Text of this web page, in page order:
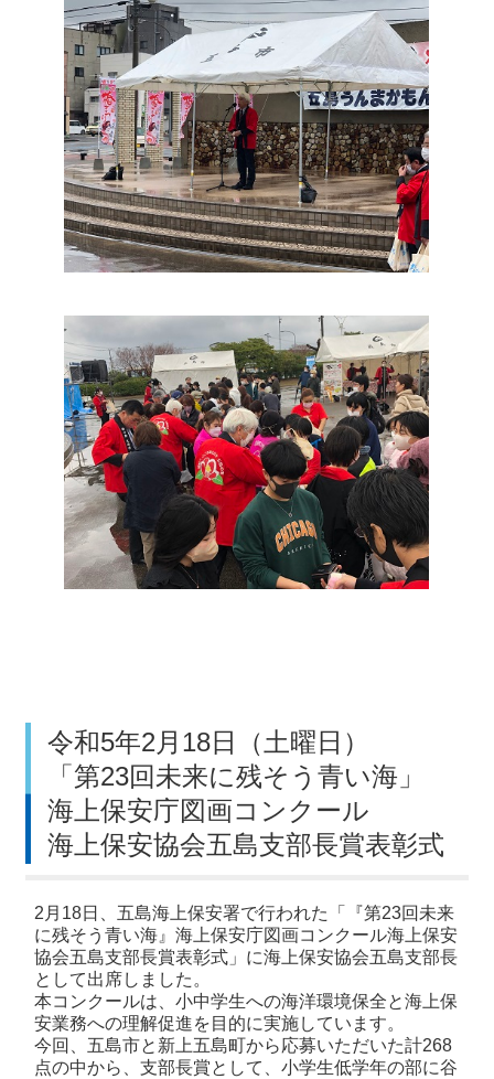
令和5年2月18日（土曜日）
「第23回未来に残そう青い海」
海上保安庁図画コンクール
海上保安協会五島支部長賞表彰式
2月18日、五島海上保安署で行われた「『第23回未来
に残そう青い海』海上保安庁図画コンクール海上保安
協会五島支部長賞表彰式」に海上保安協会五島支部長
として出席しました。
本コンクールは、小中学生への海洋環境保全と海上保
安業務への理解促進を目的に実施しています。
今回、五島市と新上五島町から応募いただいた計268
点の中から、支部長賞として、小学生低学年の部に谷